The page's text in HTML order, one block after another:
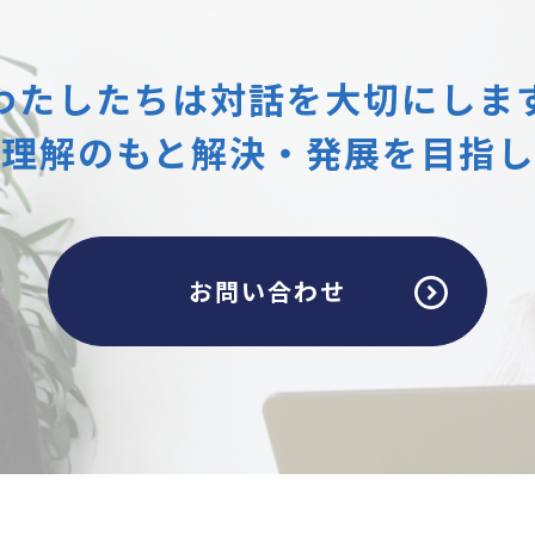
たしたちは対話を大切にしま
解のもと解決・発展を目指
お問い合わせ